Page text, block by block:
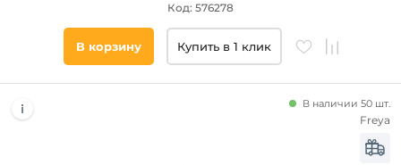
Код: 576278
В корзину Купить в 1 клик
В наличии 50 шт.
Freya